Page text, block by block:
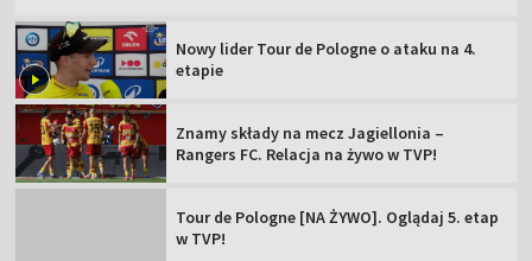
Nowy lider Tour de Pologne o ataku na 4.
etapie
Znamy składy na mecz Jagiellonia –
Rangers FC. Relacja na żywo w TVP!
Tour de Pologne [NA ŻYWO]. Oglądaj 5. etap
w TVP!